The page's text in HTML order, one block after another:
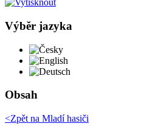
Výběr jazyka
Česky
Obsah
<Zpět na Mladí hasiči